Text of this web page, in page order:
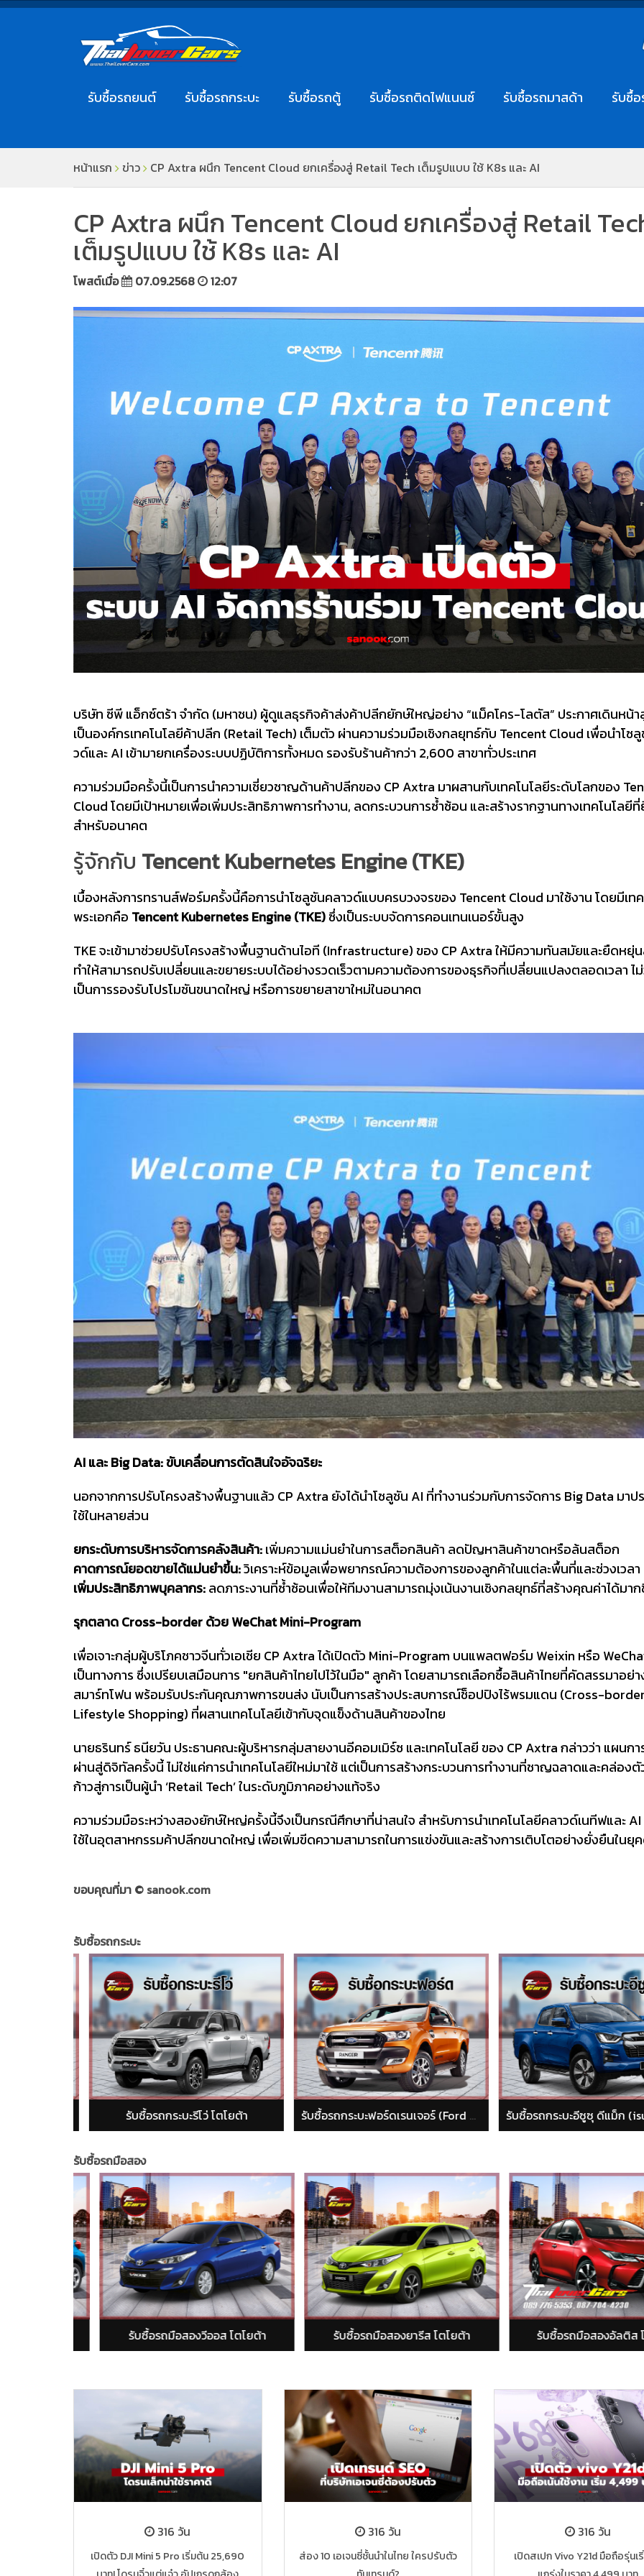
รับซื้อรถยนต์ รับซื้อรถกระบะ รับซื้อรถตู้ รับซื้อรถติดไฟแนนซ์ รับซื้อรถมาสด้า รับซื้
หน้าแรก ข่าว CP Axtra ผนึก Tencent Cloud ยกเครื่องสู่ Retail Tech เต็มรูปแบบ ใช้ K8s และ AI
CP Axtra ผนึก Tencent Cloud ยกเครื่องสู่ Retail
เต็มรูปแบบ ใช้ K8s และ AI
โพสต์เมื่อ 07.09.2568 12:07
บริษัท ซีพี แอ็กซ์ตร้า จำกัด (มหาชน) ผู้ดูแลธุรกิจค้าส่งค้าปลีกยักษ์ใหญ่อย่าง “แม็คโคร-โลตัส” ประกาศเดินหน้า
เป็นองค์กรเทคโนโลยีค้าปลีก (Retail Tech) เต็มตัว ผ่านความร่วมมือเชิงกลยุทธ์กับ Tencent Cloud เพื่อนำโซ
วด์และ AI เข้ามายกเครื่องระบบปฏิบัติการทั้งหมด รองรับร้านค้ากว่า 2,600 สาขาทั่วประเทศ
ความร่วมมือครั้งนี้เป็นการนำความเชี่ยวชาญด้านค้าปลีกของ CP Axtra มาผสานกับเทคโนโลยีระดับโลกของ
Cloud โดยมีเป้าหมายเพื่อเพิ่มประสิทธิภาพการทำงาน, ลดกระบวนการซ้ำซ้อน และสร้างรากฐานทางเทคโนโลยี
สำหรับอนาคต
รู้จักกับ Tencent Kubernetes Engine (TKE)
เบื้องหลังการทรานส์ฟอร์มครั้งนี้คือการนำโซลูชันคลาวด์แบบครบวงจรของ Tencent Cloud มาใช้งาน โดยมีเท
พระเอกคือ Tencent Kubernetes Engine (TKE)ซึ่งเป็นระบบจัดการคอนเทนเนอร์ขั้นสูง
TKE จะเข้ามาช่วยปรับโครงสร้างพื้นฐานด้านไอที (Infrastructure) ของ CP Axtra ให้มีความทันสมัยและยืดหยุ่
ทำให้สามารถปรับเปลี่ยนและขยายระบบได้อย่างรวดเร็วตามความต้องการของธุรกิจที่เปลี่ยนแปลงตลอดเวลา ไม่
เป็นการรองรับโปรโมชันขนาดใหญ่ หรือการขยายสาขาใหม่ในอนาคต
AI และ Big Data: ขับเคลื่อนการตัดสินใจอัจฉริยะ
นอกจากการปรับโครงสร้างพื้นฐานแล้ว CP Axtra ยังได้นำโซลูชัน AI ที่ทำงานร่วมกับการจัดการ Big Data มาป
ใช้ในหลายส่วน
ยกระดับการบริหารจัดการคลังสินค้า:เพิ่มความแม่นยำในการสต็อกสินค้า ลดปัญหาสินค้าขาดหรือล้นสต็อก
คาดการณ์ยอดขายได้แม่นยำขึ้น:วิเคราะห์ข้อมูลเพื่อพยากรณ์ความต้องการของลูกค้าในแต่ละพื้นที่และช่วงเวลา
เพิ่มประสิทธิภาพบุคลากร:ลดภาระงานที่ซ้ำซ้อนเพื่อให้ทีมงานสามารถมุ่งเน้นงานเชิงกลยุทธ์ที่สร้างคุณค่าได้มา
รุกตลาด Cross-border ด้วย WeChat Mini-Program
เพื่อเจาะกลุ่มผู้บริโภคชาวจีนทั่วเอเชีย CP Axtra ได้เปิดตัว Mini-Program บนแพลตฟอร์ม Weixin หรือ
เป็นทางการ ซึ่งเปรียบเสมือนการ "ยกสินค้าไทยไปไว้ในมือ" ลูกค้า โดยสามารถเลือกซื้อสินค้าไทยที่คัดสรรมาอย่
สมาร์ทโฟน พร้อมรับประกันคุณภาพการขนส่ง นับเป็นการสร้างประสบการณ์ช็อปปิงไร้พรมแดน (Cross-
Lifestyle Shopping) ที่ผสานเทคโนโลยีเข้ากับจุดแข็งด้านสินค้าของไทย
นายธรินทร์ ธนียวัน ประธานคณะผู้บริหารกลุ่มสายงานอีคอมเมิร์ซ และเทคโนโลยี ของ CP Axtra กล่าวว่า แผนก
ผ่านสู่ดิจิทัลครั้งนี้ ไม่ใช่แค่การนำเทคโนโลยีใหม่มาใช้ แต่เป็นการสร้างกระบวนการทำงานที่ชาญฉลาดและคล่องตั
ก้าวสู่การเป็นผู้นำ ‘Retail Tech’ ในระดับภูมิภาคอย่างแท้จริง
ความร่วมมือระหว่างสองยักษ์ใหญ่ครั้งนี้จึงเป็นกรณีศึกษาที่น่าสนใจ สำหรับการนำเทคโนโลยีคลาวด์เนทีฟและ
ใช้ในอุตสาหกรรมค้าปลีกขนาดใหญ่ เพื่อเพิ่มขีดความสามารถในการแข่งขันและสร้างการเติบโตอย่างยั่งยืนในยุ
ขอบคุณที่มา © sanook.com
รับซื้อรถกระบะ
รับซื้อรถกระบะฟอร์ดเรนเจอร์ (Ford Ranger) รับซื้อรถกระบะอีซูซุ ดีแม็ก (isuzu dmax)
รับซื้อรถมือสอง
ซื้อรถมือสองวีออส โตโยต้า รับซื้อรถมือสองยารีส โตโยต้า รับซื้อรถมือสองอัลติส โตโยต้า รับซื้อรถมื
316 วัน
เปิดตัว DJI Mini 5 Pro เริ่มต้น 25,690
316 วัน
ส่อง 10 เอเจนซี่ชั้นนำในไทย ใครปรับตัว
316 วัน
เปิดสเปก Vivo Y21d มือถือรุ่นเ